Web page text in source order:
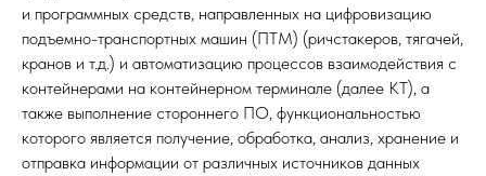
и программных средств, направленных на цифровизацию
подъемно-транспортных машин (ПТМ) (ричстакеров, тягачей,
кранов и т.д.) и автоматизацию процессов взаимодействия с
контейнерами на контейнерном терминале (далее КТ), а
также выполнение стороннего ПО, функциональностью
которого является получение, обработка, анализ, хранение и
отправка информации от различных источников данных